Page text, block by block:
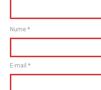
Nume *
E-mail *